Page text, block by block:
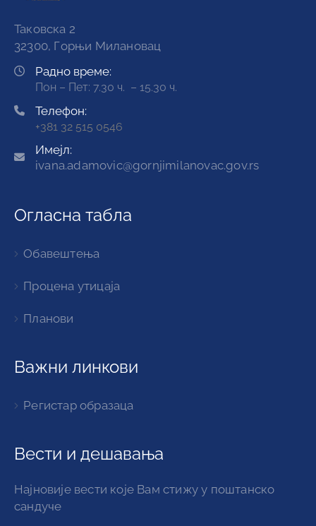
Таковска 2
32300, Горњи Милановац
Радно време:
Пон – Пет: 7.30 ч. – 15.30 ч.
Телефон:
+381 32 515 0546
Имејл:
ivana.adamovic@gornjimilanovac.gov.rs
Огласна табла
Обавештења
Процена утицаја
Планови
Важни линкови
Регистар образаца
Вести и дешавања
Најновије вести које Вам стижу у поштанско
сандуче